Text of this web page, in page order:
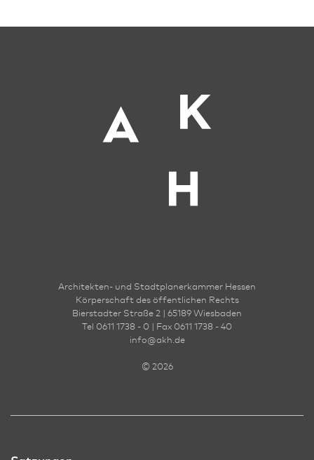
Architekten- und Stadt­planer­kammer Hessen
Körperschaft des öffentlichen Rechts
Bierstadter Straße 2 | 65189 Wies­ba­den
Tel 0611 1738 - 0 | Fax 0611 1738 - 40
info@akh.de
© 2026